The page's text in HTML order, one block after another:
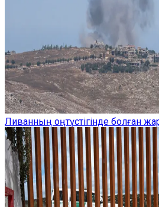
Ливанның оңтүстігінде болған